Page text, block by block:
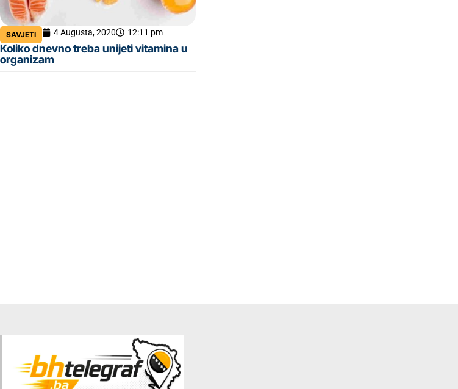
SAVJETI 4 Augusta, 2020 12:11 pm
Koliko dnevno treba unijeti vitamina u
organizam